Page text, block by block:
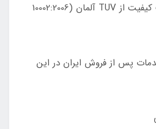
دارنده استاندارد مدیریت کیفیت از TUV آلمان (10002:2006
خدمات پس از فروش ایران در این